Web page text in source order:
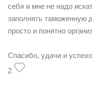
себя и мне не надо
заполнять таможенную
просто и понятно
Спасибо, удачи и
2